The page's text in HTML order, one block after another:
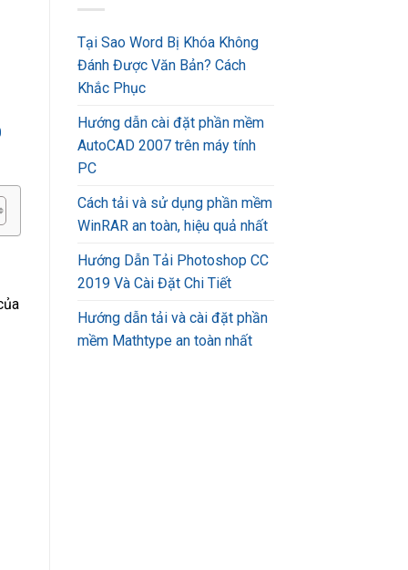
Tại Sao Word Bị Khóa Không
Đánh Được Văn Bản? Cách
Khắc Phục
Hướng dẫn cài đặt phần mềm
AutoCAD 2007 trên máy tính
PC
Cách tải và sử dụng phần mềm
WinRAR an toàn, hiệu quả nhất
Hướng Dẫn Tải Photoshop CC
2019 Và Cài Đặt Chi Tiết
Hướng dẫn tải và cài đặt phần
mềm Mathtype an toàn nhất